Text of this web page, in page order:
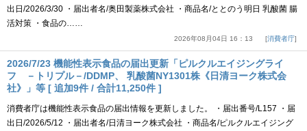
出日/2026/3/30 ・届出者名/奥田製薬株式会社 ・商品名/ととのう明日 乳酸菌 腸
活対策 ・食品の……
2026年08月04日 16：13 消費者庁
2026/7/23 機能性表示食品の届出更新「ピルクルエイジングライ
フ －トリプル－/DDMP、 乳酸菌NY1301株《日清ヨーク株式会
社》」等 [ 追加9件 / 合計11,250件 ]
消費者庁は機能性表示食品の届出情報を更新しました。 ・届出番号/L157 ・届
出日/2026/5/12 ・届出者名/日清ヨーク株式会社 ・商品名/ピルクルエイジング